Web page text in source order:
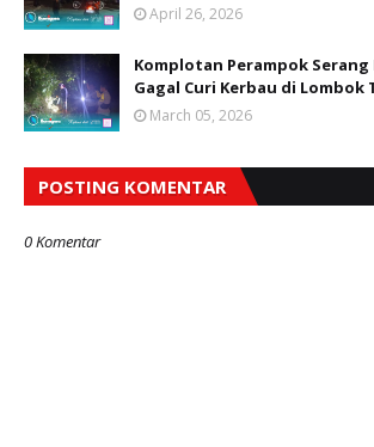
April 26, 2026
Komplotan Perampok Serang
Gagal Curi Kerbau di Lombok
March 05, 2026
POSTING KOMENTAR
0 Komentar